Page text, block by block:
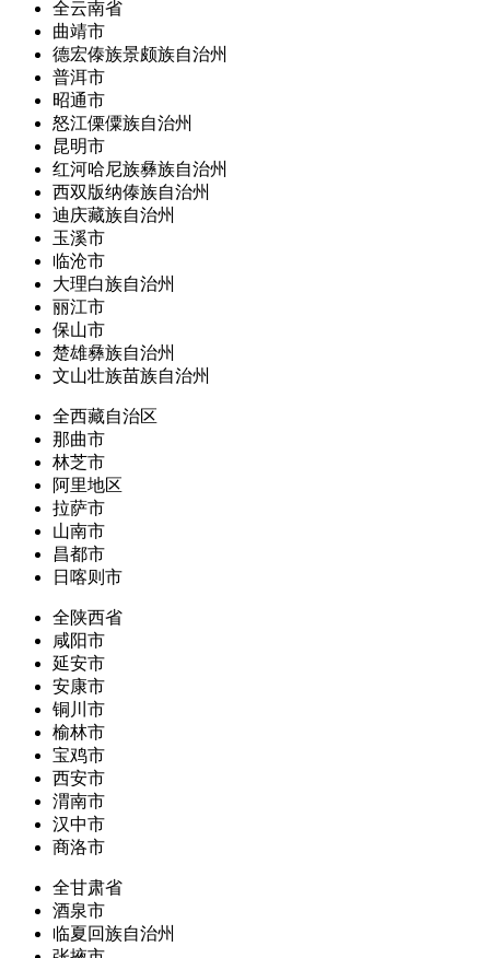
全云南省
曲靖市
德宏傣族景颇族自治州
普洱市
昭通市
怒江傈僳族自治州
昆明市
红河哈尼族彝族自治州
西双版纳傣族自治州
迪庆藏族自治州
玉溪市
临沧市
大理白族自治州
丽江市
保山市
楚雄彝族自治州
文山壮族苗族自治州
全西藏自治区
那曲市
林芝市
阿里地区
拉萨市
山南市
昌都市
日喀则市
全陕西省
咸阳市
延安市
安康市
铜川市
榆林市
宝鸡市
西安市
渭南市
汉中市
商洛市
全甘肃省
酒泉市
临夏回族自治州